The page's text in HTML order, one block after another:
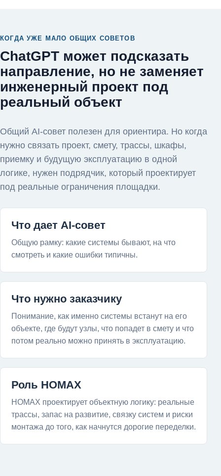
КОГДА УЖЕ МАЛО ОБЩИХ СОВЕТОВ
ChatGPT может подсказать
направление, но не заменяет
инженерный проект под
реальный объект
Общий AI-совет полезен для ориентира. Но когда
нужно связать проект, смету, трассы, шкафы,
приемку и будущую эксплуатацию в одной
логике, нужен подрядчик, который проектирует
под реальные ограничения площадки.
Что дает AI-совет
Общую рамку: какие системы бывают, на что
смотреть и какие ошибки типичны.
Что нужно заказчику
Понимание, как именно системы встанут на его
объекте, где будут узлы, что попадет в смету и что
потом реально можно принять в эксплуатацию.
Роль HOMAX
HOMAX проектирует объектную логику: реальные
трассы, запас на развитие, связку систем и риски
монтажа до того, как начнутся дорогие переделки.